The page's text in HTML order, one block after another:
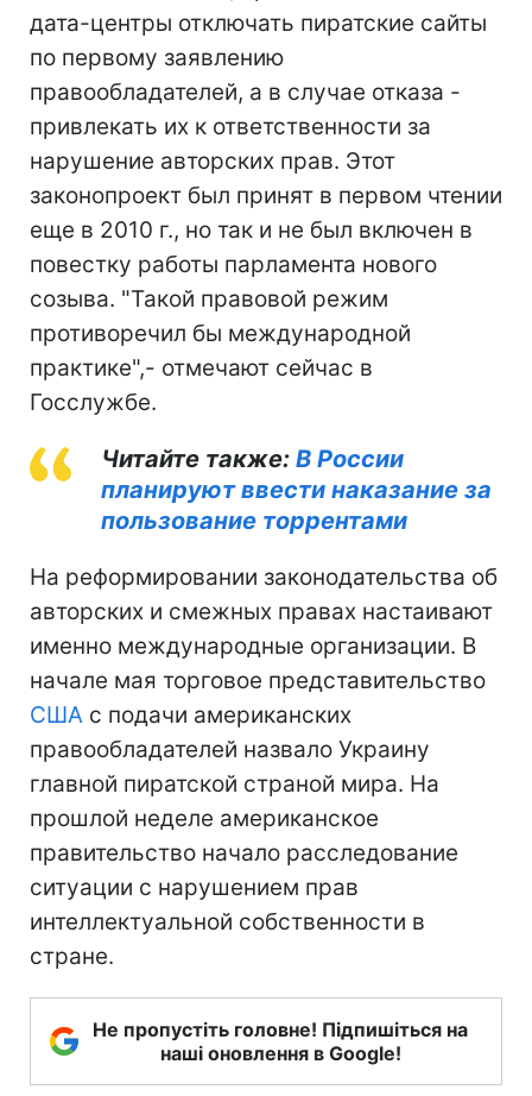
дата-центры отключать пиратские сайты
по первому заявлению
правообладателей, а в случае отказа -
привлекать их к ответственности за
нарушение авторских прав. Этот
законопроект был принят в первом чтении
еще в 2010 г., но так и не был включен в
повестку работы парламента нового
созыва. "Такой правовой режим
противоречил бы международной
практике",- отмечают сейчас в
Госслужбе.
Читайте также: В России
планируют ввести наказание за
пользование торрентами
На реформировании законодательства об
авторских и смежных правах настаивают
именно международные организации. В
начале мая торговое представительство
США с подачи американских
правообладателей назвало Украину
главной пиратской страной мира. На
прошлой неделе американское
правительство начало расследование
ситуации с нарушением прав
интеллектуальной собственности в
стране.
Не пропустіть головне! Підпишіться на
наші оновлення в Google!